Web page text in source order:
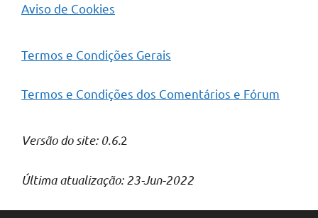
Aviso de Cookies
Termos e Condições Gerais
Termos e Condições dos Comentários e Fórum
Versão do site: 0.6.2
Última atualização: 23-Jun-2022